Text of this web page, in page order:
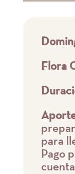
Flora
para
Pago